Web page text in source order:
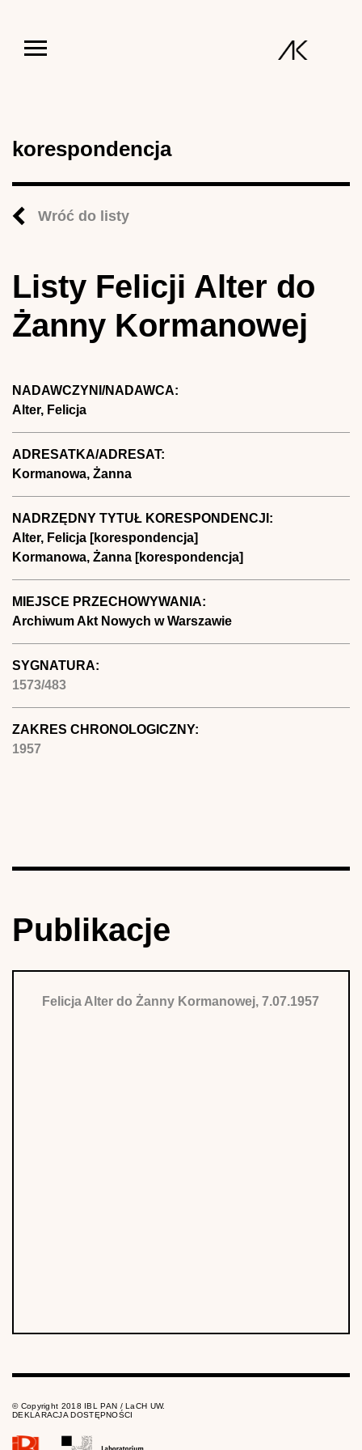
korespondencja
Wróć do listy
Listy Felicji Alter do
Żanny Kormanowej
NADAWCZYNI/NADAWCA:
Alter, Felicja
ADRESATKA/ADRESAT:
Kormanowa, Żanna
NADRZĘDNY TYTUŁ KORESPONDENCJI:
Alter, Felicja [korespondencja]
Kormanowa, Żanna [korespondencja]
MIEJSCE PRZECHOWYWANIA:
Archiwum Akt Nowych w Warszawie
SYGNATURA:
1573/483
ZAKRES CHRONOLOGICZNY:
1957
Publikacje
Felicja Alter do Żanny Kormanowej, 7.07.1957
© Copyright 2018 IBL PAN / LaCH UW.
DEKLARACJA DOSTĘPNOŚCI